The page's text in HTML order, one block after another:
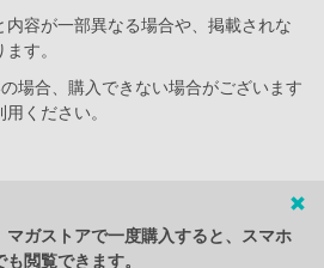
容が一部異なる場合や、掲載されな
す。
場合、購入できない場合がございます
ください。
マガストアで一度購入すると、スマホ
閲覧できます。